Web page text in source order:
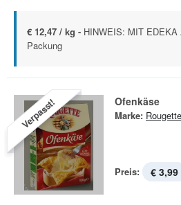
€ 12,47 / kg - HINWEIS: MIT
Packung
Verpasst! Ofenkäse
Marke: Rougette
Preis: € 3,99